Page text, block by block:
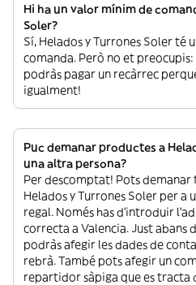
Hi ha un valor mínim de
Soler?
Sí, Helados y Turrones Soler té
comanda. Però no et
podràs pagar un recàrrec
igualment!
Puc demanar productes a
una altra persona?
Per descomptat! Pots
Helados y Turrones Soler per a
regal. Només has d’introduir
correcta a Valencia. Just abans
podràs afegir les dades de
rebrà. També pots afegir un
repartidor sàpiga que es tracta